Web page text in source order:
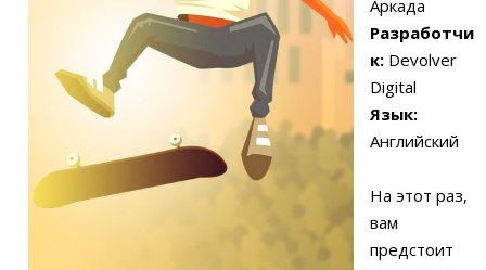
Аркада
Разработчи
к: Devolver
Digital
Язык:
Английский
На этот раз,
вам
предстоит